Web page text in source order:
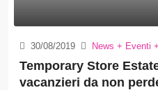
30/08/2019 News + Eventi
Temporary Store
vacanzieri da non